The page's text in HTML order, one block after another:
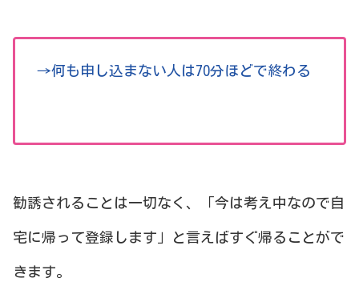
→何も申し込まない人は70分ほどで終わる
勧誘されることは一切なく、「今は考え中なので自
宅に帰って登録します」と言えばすぐ帰ることがで
きます。